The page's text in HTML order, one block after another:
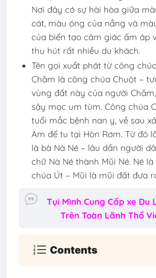
Nơi đây có sự hài hòa giữa
cát, màu óng của nắng và
của biển tạo cảm giác ấm áp
thu hút rất nhiều du khách.
Tên gọi xuất phát từ công
Chăm là công chúa Chuột –
vùng đất này của người
sậy mọc um tùm. Công chúa
tuổi mắc bệnh nan y, về sau
Am để tu tại Hòn Rơm. Từ đó
là bà Nà Né – lâu dần người
chữ Nà Né thành Mũi Né. Né
chúa Út – Mũi là mũi đất đưa
Tụi Mình Cung Cấp xe Du
Trên Toàn Lãnh Thổ
Contents